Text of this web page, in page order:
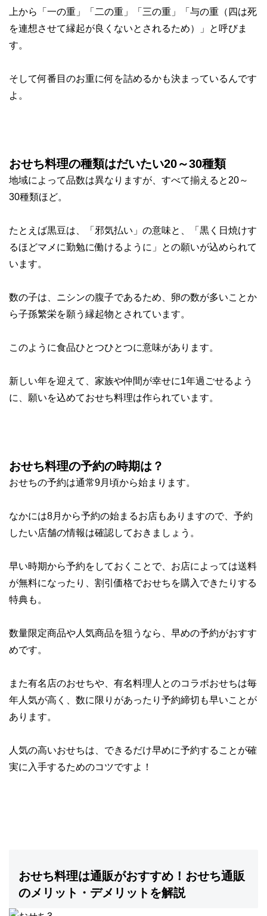
上から
「一の重」「二の重」「三の重」「与の重（四は死
を連想させて縁起が良くないとされるため）」
と呼びま
す。
そして何番目のお重に何を詰めるかも決まっているんです
よ。
おせち料理の種類はだいたい20～30種類
地域によって品数は異なりますが、 すべて揃えると20～
30種類ほど。
たとえば黒豆は、「邪気払い」の意味と、「黒く日焼けす
るほどマメに勤勉に働けるように」との願いが込められて
います。
数の子は、ニシンの腹子であるため、卵の数が多いことか
ら子孫繁栄を願う縁起物とされています。
このように食品ひとつひとつに意味があります。
新しい年を迎えて、 家族や仲間が幸せに1年過ごせる よう
に、願いを込めておせち料理は作られています。
おせち料理の予約の時期は？
おせちの予約は通常9月頃から始まります。
なかには8月から予約の始まるお店もありますので、予約
したい店舗の情報は確認しておきましょう。
早い時期から予約をしておくことで、お店によっては送料
が無料になったり、割引価格でおせちを購入できたり する
特典も。
数量限定商品や人気商品を狙うなら、早めの予約がおすす
めです。
また有名店のおせちや、有名料理人とのコラボおせちは毎
年人気が高く、 数に限りがあったり予約締切も早いことが
あります。
人気の高いおせちは、 できるだけ早めに予約する ことが確
実に入手するためのコツですよ！
おせち料理は通販がおすすめ！おせち通販
のメリット・デメリットを解説